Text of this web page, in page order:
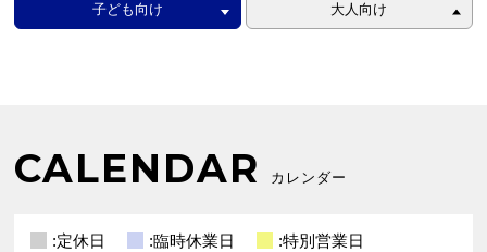
子ども向け 大人向け
CALENDAR カレンダー
:定休日 :臨時休業日
:特別営業日